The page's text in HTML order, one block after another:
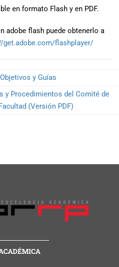
en formato Flash y en PDF.
adobe flash puede obtenerlo a
get.adobe.com/flashplayer/
y Procedimientos del Comité de
(Versión PDF)